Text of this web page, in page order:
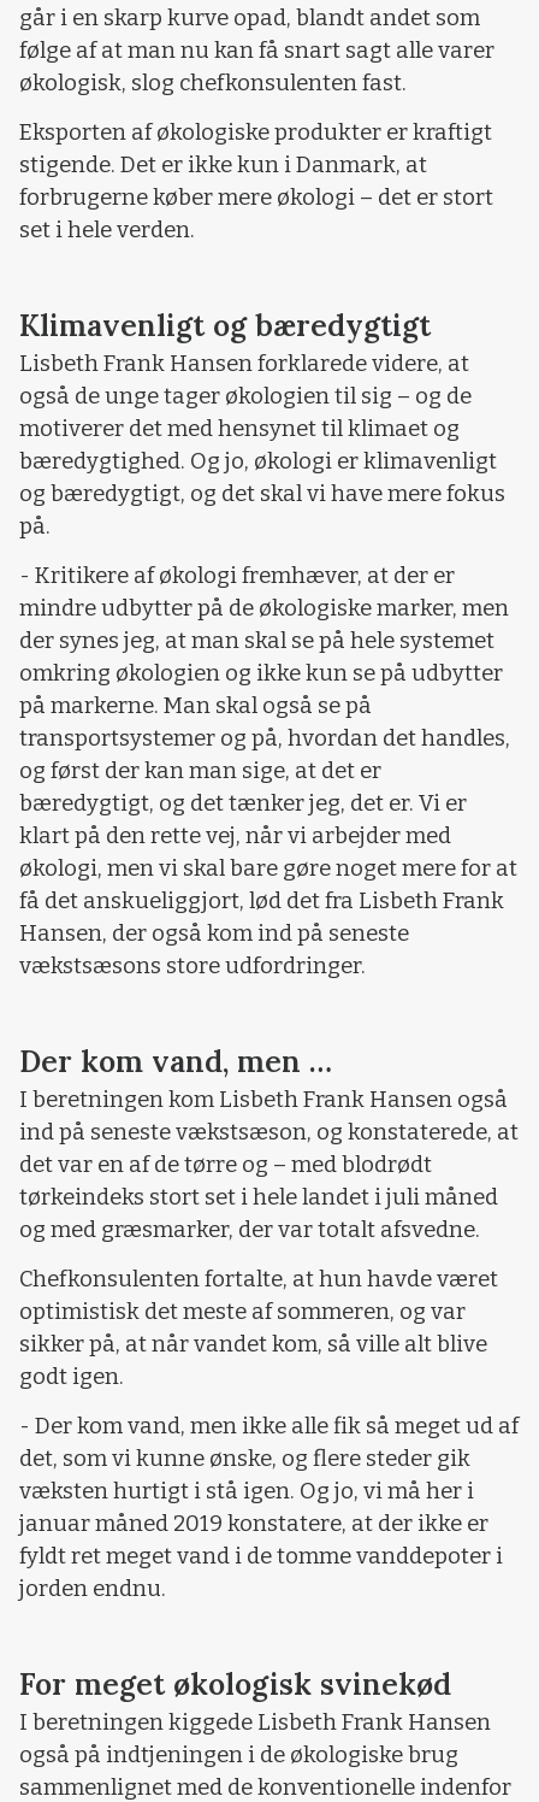
går i en skarp kurve opad, blandt andet som
følge af at man nu kan få snart sagt alle varer
økologisk, slog chefkonsulenten fast.
Eksporten af økologiske produkter er kraftigt
stigende. Det er ikke kun i Danmark, at
forbrugerne køber mere økologi – det er stort
set i hele verden.
Klimavenligt og bæredygtigt
Lisbeth Frank Hansen forklarede videre, at
også de unge tager økologien til sig – og de
motiverer det med hensynet til klimaet og
bæredygtighed. Og jo, økologi er klimavenligt
og bæredygtigt, og det skal vi have mere fokus
på.
- Kritikere af økologi fremhæver, at der er
mindre udbytter på de økologiske marker, men
der synes jeg, at man skal se på hele systemet
omkring økologien og ikke kun se på udbytter
på markerne. Man skal også se på
transportsystemer og på, hvordan det handles,
og først der kan man sige, at det er
bæredygtigt, og det tænker jeg, det er. Vi er
klart på den rette vej, når vi arbejder med
økologi, men vi skal bare gøre noget mere for at
få det anskueliggjort, lød det fra Lisbeth Frank
Hansen, der også kom ind på seneste
vækstsæsons store udfordringer.
Der kom vand, men …
I beretningen kom Lisbeth Frank Hansen også
ind på seneste vækstsæson, og konstaterede, at
det var en af de tørre og – med blodrødt
tørkeindeks stort set i hele landet i juli måned
og med græsmarker, der var totalt afsvedne.
Chefkonsulenten fortalte, at hun havde været
optimistisk det meste af sommeren, og var
sikker på, at når vandet kom, så ville alt blive
godt igen.
- Der kom vand, men ikke alle fik så meget ud af
det, som vi kunne ønske, og flere steder gik
væksten hurtigt i stå igen. Og jo, vi må her i
januar måned 2019 konstatere, at der ikke er
fyldt ret meget vand i de tomme vanddepoter i
jorden endnu.
For meget økologisk svinekød
I beretningen kiggede Lisbeth Frank Hansen
også på indtjeningen i de økologiske brug
sammenlignet med de konventionelle indenfor